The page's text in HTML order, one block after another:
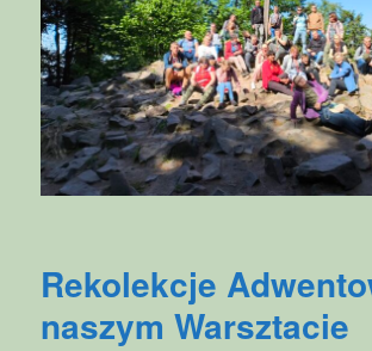
Rekolekcje
naszym Warsztacie